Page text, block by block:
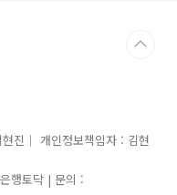
진｜ 개인정보책임자 : 김현
행토닥 | 문의 :